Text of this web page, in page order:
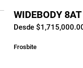
WIDEBODY 8AT
Desde
Frosbite